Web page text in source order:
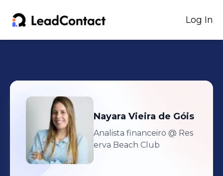
Log In
Nayara Vieira de Góis
Analista financeiro @ Res
erva Beach Club